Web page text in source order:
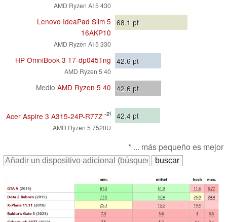
AMD Ryzen AI 5 430
Lenovo IdeaPad Slim 5
16AKP10
AMD Ryzen AI 5 330
68.1 pt
HP OmniBook 3 17-dp0451ng
AMD Ryzen 5 40
42.6 pt
Medio AMD Ryzen 5 40 42.6 pt
Acer Aspire 3 A315-24P-R77Z -2!
AMD Ryzen 5 7520U
42.4 pt
* ... más pequeño es mejor